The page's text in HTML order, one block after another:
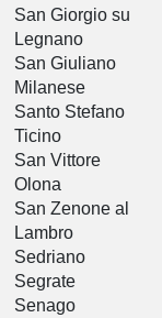
San Giorgio su
Legnano
San Giuliano
Milanese
Santo Stefano
Ticino
San Vittore
Olona
San Zenone al
Lambro
Sedriano
Segrate
Senago